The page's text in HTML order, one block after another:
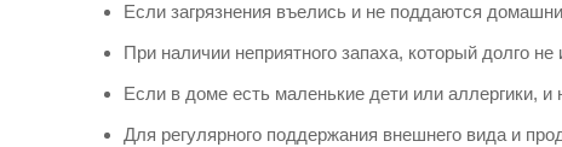
Если загрязнения въелись и не поддаются
При наличии неприятного запаха, который долго не
Если в доме есть маленькие дети или аллергики,
Для регулярного поддержания внешнего вида и